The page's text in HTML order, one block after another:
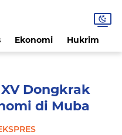
Ekonomi Hukrim
Dongkrak
di Muba